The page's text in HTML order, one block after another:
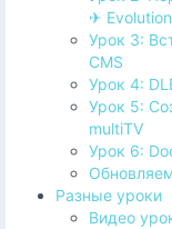
✈
Урок 3:
CMS
Урок 4:
Урок 5:
multiTV
Урок 6:
Разные уроки
Видео